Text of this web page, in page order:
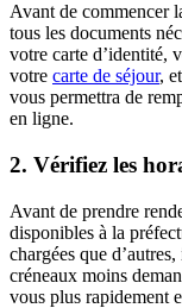
Avant de commencer
tous les documents
votre carte d’identité,
votre carte de séjour,
vous permettra de
en ligne.
2. Vérifiez les
Avant de prendre
disponibles à la
chargées que
créneaux moins
vous plus rapidement